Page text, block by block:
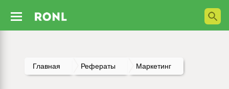
Главная Рефераты Маркетинг